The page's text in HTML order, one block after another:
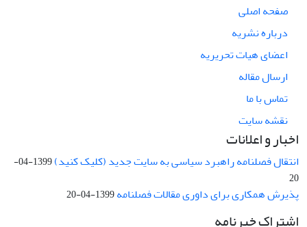
صفحه اصلی
درباره نشریه
اعضای هیات تحریریه
ارسال مقاله
تماس با ما
نقشه سایت
اخبار و اعلانات
انتقال فصلنامه راهبرد سیاسی به سایت جدید (کلیک کنید)
1399-04-
20
پذیرش همکاری برای داوری مقالات فصلنامه1399-04-20
اشتراک خبرنامه